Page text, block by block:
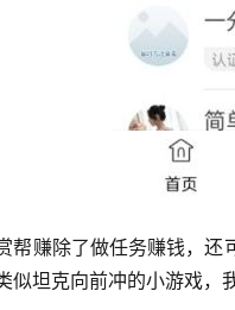
帮赚除了做任务赚钱，还
似坦克向前冲的小游戏，